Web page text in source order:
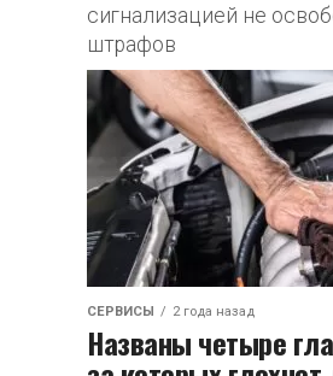
сигнализацией не
штрафов
СЕРВИСЫ 2 года назад
Названы четыре